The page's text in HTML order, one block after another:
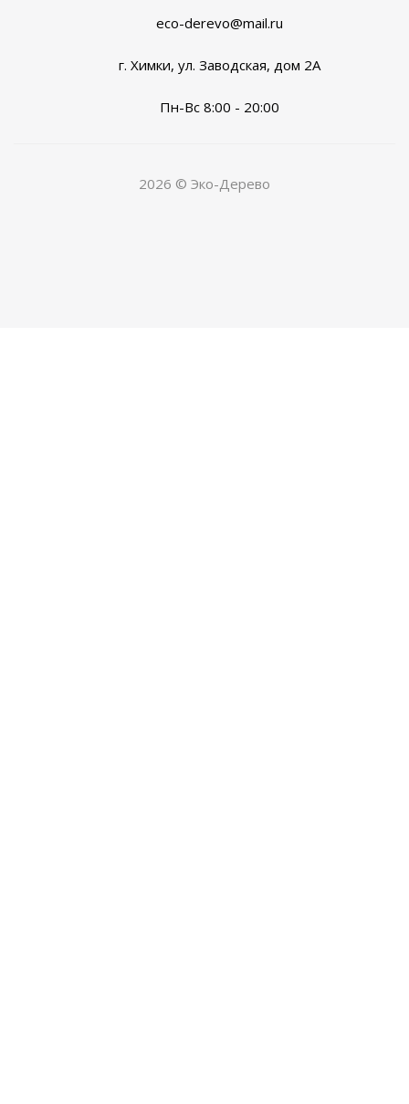
eco-derevo@mail.ru
г. Химки, ул. Заводская, дом 2А
Пн-Вс 8:00 - 20:00
2026 © Эко-Дерево